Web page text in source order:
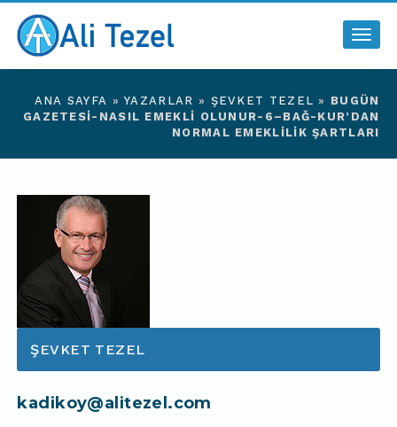
ANA SAYFA »YAZARLAR » ŞEVKET TEZEL » BUGÜN
GAZETESI-NASIL EMEKLI OLUNUR-6–BAĞ-KUR’DAN
NORMAL EMEKLILIK ŞARTLARI
ŞEVKET TEZEL
kadikoy@alitezel.com